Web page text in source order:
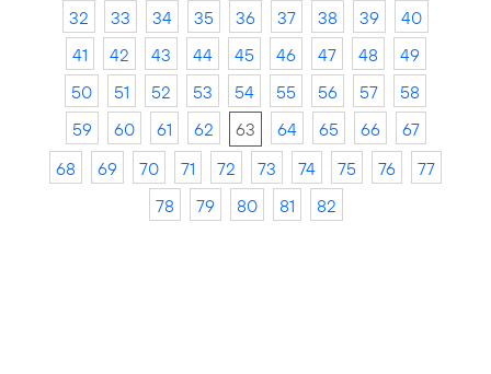
32
33 34 35 36 37 38 39
40
41
42 43 44 45 46 47 48
49
50
51 52 53 54 55 56 57
58
59
60 61 62 63 64 65 66
67
68
69 70 71 72 73 74 75 76
77
78
79 80 81 82